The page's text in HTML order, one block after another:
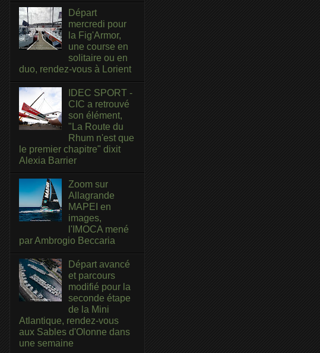
Départ
mercredi pour
la Fig'Armor,
une course en
solitaire ou en
duo, rendez-vous à Lorient
IDEC SPORT -
CIC a retrouvé
son élément,
"La Route du
Rhum n'est que
le premier chapitre" dixit
Alexia Barrier
Zoom sur
Allagrande
MAPEI en
images,
l'IMOCA mené
par Ambrogio Beccaria
Départ avancé
et parcours
modifié pour la
seconde étape
de la Mini
Atlantique, rendez-vous
aux Sables d'Olonne dans
une semaine